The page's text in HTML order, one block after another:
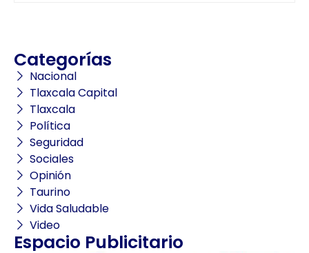
Categorías
Nacional
Tlaxcala Capital
Tlaxcala
Política
Seguridad
Sociales
Opinión
Taurino
Vida Saludable
Video
Espacio Publicitario